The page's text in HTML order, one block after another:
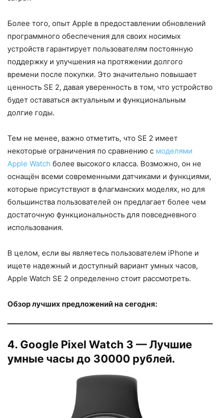
Более того, опыт Apple в предоставлении обновлений
программного обеспечения для своих носимых
устройств гарантирует пользователям постоянную
поддержку и улучшения на протяжении долгого
времени после покупки. Это значительно повышает
ценность SE 2, давая уверенность в том, что устройство
будет оставаться актуальным и функциональным
долгие годы.
Тем не менее, важно отметить, что SE 2 имеет
некоторые ограничения по сравнению с моделями
Apple Watch более высокого класса. Возможно, он не
оснащён всеми современными датчиками и функциями,
которые присутствуют в флагманских моделях, но для
большинства пользователей он предлагает более чем
достаточную функциональность для повседневного
использования.
В целом, если вы являетесь пользователем iPhone и
ищете надежный и доступный вариант умных часов,
Apple Watch SE 2 определенно стоит рассмотреть.
Обзор лучших предложений на сегодня:
4. Google Pixel Watch 3 — Лучшие
умные часы до 30000 рублей.